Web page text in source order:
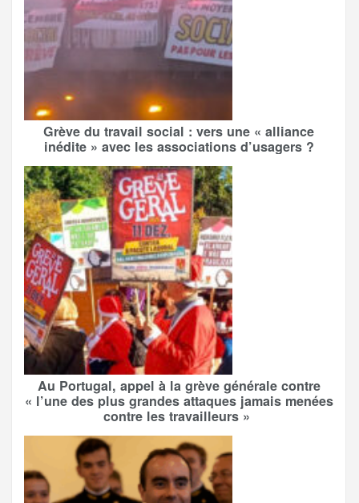
Grève du travail social : vers une « alliance
inédite » avec les associations d’usagers ?
Au Portugal, appel à la grève générale contre
« l’une des plus grandes attaques jamais menées
contre les travailleurs »